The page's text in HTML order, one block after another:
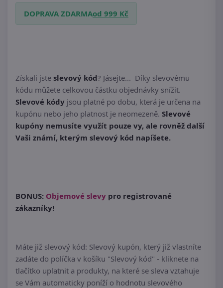
DOPRAVA ZDARMAod 999 Kč
Získali jste slevový kód? Jásejte... Díky slevovému
kódu můžete celkovou částku objednávky snížit.
Slevové kódy jsou platné po dobu, která je určena na
kupónu nebo jeho platnost je neomezeně. Slevové
kupóny nemusíte využít pouze vy, ale rovněž další
Vaši známí, kterým slevový kód napíšete.
BONUS: Objemové slevy pro registrované
zákazníky!
Máte již slevový kód: Slevový kupón, který již vlastníte
zadáte do políčka v košíku "Slevový kód" - kliknete na
tlačítko uplatnit a produkty, na které se sleva vztahuje
se Vám automaticky poníží o hodnotu slevového